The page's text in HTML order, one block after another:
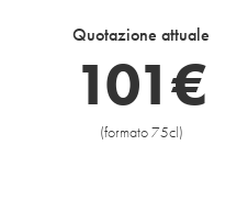
Quotazione attuale
101€
(formato 75cl)